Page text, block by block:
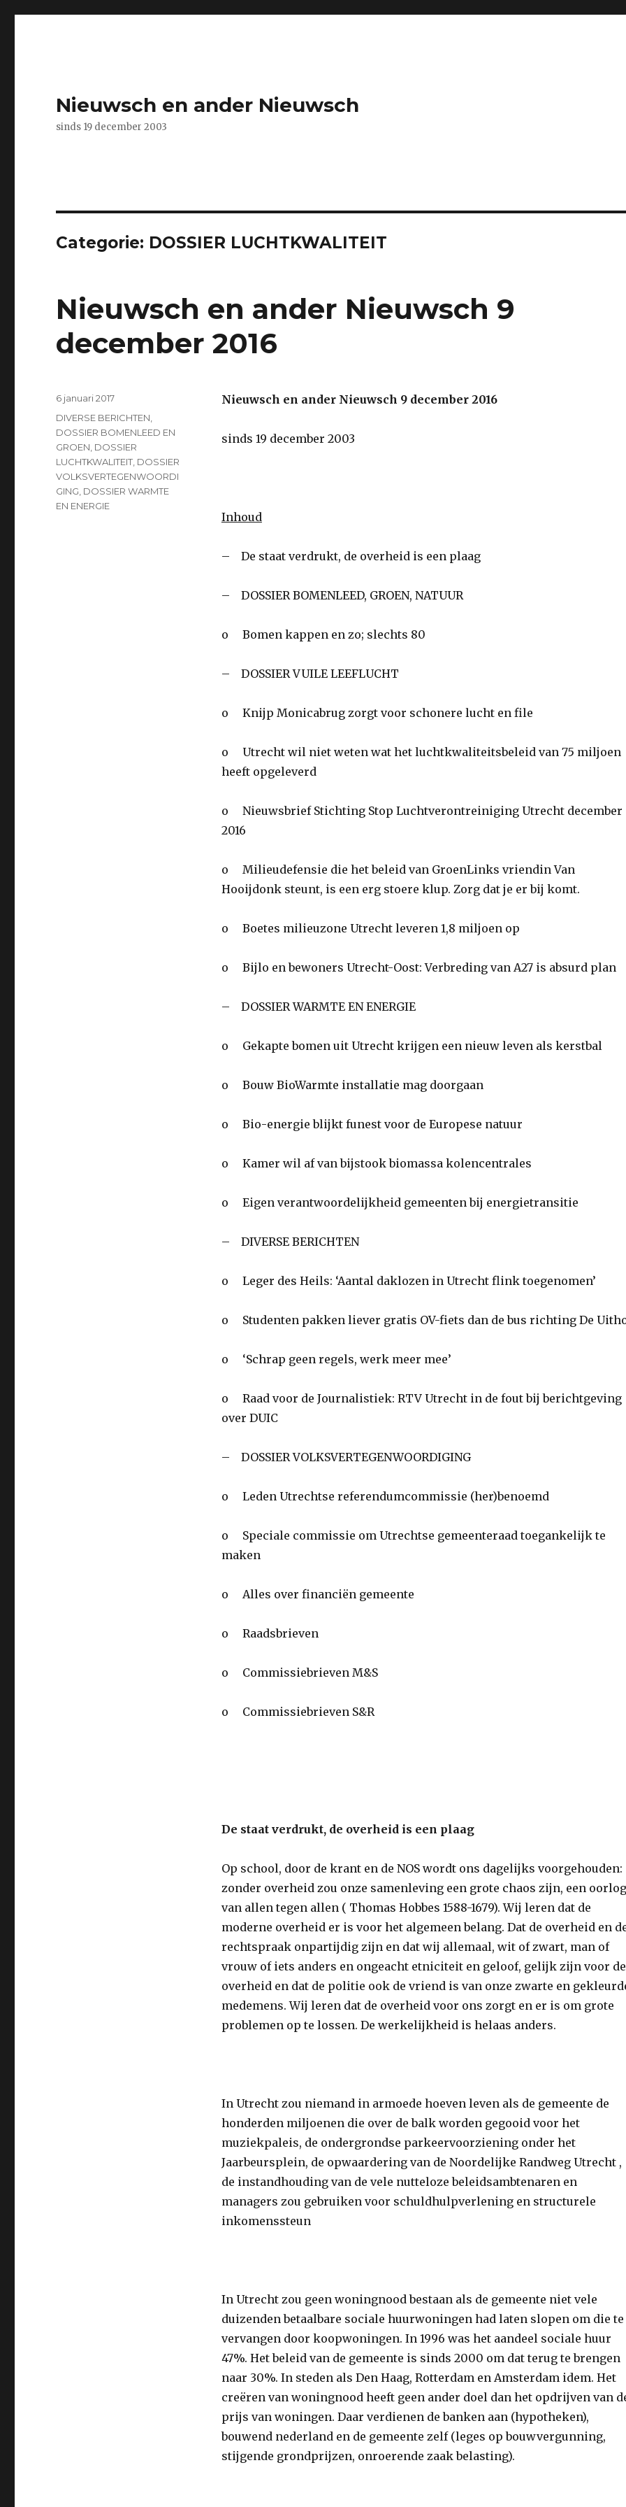
Nieuwsch en ander Nieuwsch
sinds 19 december 2003
Categorie: DOSSIER LUCHTKWALITEIT
Nieuwsch en ander Nieuwsch 9
december 2016
Nieuwsch en ander Nieuwsch 9 december 2016
sinds 19 december 2003
Inhoud
– De staat verdrukt, de overheid is een plaag
– DOSSIER BOMENLEED, GROEN, NATUUR
o Bomen kappen en zo; slechts 80
– DOSSIER VUILE LEEFLUCHT
o Knijp Monicabrug zorgt voor schonere lucht en file
o Utrecht wil niet weten wat het luchtkwaliteitsbeleid van 75 miljoen
heeft opgeleverd
o Nieuwsbrief Stichting Stop Luchtverontreiniging Utrecht december
2016
o Milieudefensie die het beleid van GroenLinks vriendin Van
Hooijdonk steunt, is een erg stoere klup. Zorg dat je er bij komt.
o Boetes milieuzone Utrecht leveren 1,8 miljoen op
o Bijlo en bewoners Utrecht-Oost: Verbreding van A27 is absurd plan
– DOSSIER WARMTE EN ENERGIE
o Gekapte bomen uit Utrecht krijgen een nieuw leven als kerstbal
o Bouw BioWarmte installatie mag doorgaan
o Bio-energie blijkt funest voor de Europese natuur
o Kamer wil af van bijstook biomassa kolencentrales
o Eigen verantwoordelijkheid gemeenten bij energietransitie
– DIVERSE BERICHTEN
o Leger des Heils: ‘Aantal daklozen in Utrecht flink toegenomen’
o Studenten pakken liever gratis OV-fiets dan de bus richting De
o ‘Schrap geen regels, werk meer mee’
o Raad voor de Journalistiek: RTV Utrecht in de fout bij berichtgeving
over DUIC
– DOSSIER VOLKSVERTEGENWOORDIGING
o Leden Utrechtse referendumcommissie (her)benoemd
o Speciale commissie om Utrechtse gemeenteraad toegankelijk te
maken
o Alles over financiën gemeente
o Raadsbrieven
o Commissiebrieven M&S
o Commissiebrieven S&R
De staat verdrukt, de overheid is een plaag
Op school, door de krant en de NOS wordt ons dagelijks voorgehouden:
zonder overheid zou onze samenleving een grote chaos zijn, een oorlog
van allen tegen allen ( Thomas Hobbes 1588-1679). Wij leren dat de
moderne overheid er is voor het algemeen be­lang. Dat de overheid en
rechtspraak onpartijdig zijn en dat wij allemaal, wit of zwart, man of
vrouw of iets anders en ongeacht etniciteit en geloof, gelijk zijn voor de
overheid en dat de politie ook de vriend is van onze zwarte en
medemens. Wij leren dat de overheid voor ons zorgt en er is om grote
problemen op te lossen. De werkelijkheid is helaas anders.
In Utrecht zou niemand in armoede hoeven leven als de gemeente de
honderden miljoenen die over de balk worden gegooid voor het
muziekpaleis, de ondergrondse parkeervoorziening onder het
Jaarbeursplein, de opwaardering van de Noordelijke Randweg Utrecht ,
de instandhouding van de vele nut­teloze beleidsambtenaren en
managers zou gebruiken voor schuldhulpverlening en structurele
inkomenssteun
In Utrecht zou geen woningnood bestaan als de gemeente niet vele
duizenden betaalbare so­ciale huurwoningen had laten slopen om die te
vervangen door koopwoningen. In 1996 was het aandeel sociale huur
47%. Het beleid van de gemeente is sinds 2000 om dat terug te bren­gen
naar 30%. In steden als Den Haag, Rotterdam en Amsterdam idem. Het
creëren van woningnood heeft geen ander doel dan het opdrijven van
prijs van woningen. Daar verdienen de banken aan (hypotheken),
bouwend nederland en de gemeente zelf (leges op bouwvergunning,
stijgende grondprijzen, onroerende zaak belasting).
Geplaatst
op
6 januari 2017
Categorieën
DIVERSE BERICHTEN
DOSSIER BOMENLEED EN
GROEN DOSSIER
LUCHTKWALITEIT DOSSIER
VOLKSVERTEGENWOORDI
GING DOSSIER WARMTE
EN ENERGIE